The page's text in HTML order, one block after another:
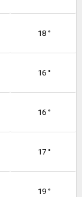
18 °
16 °
16 °
17 °
19 °